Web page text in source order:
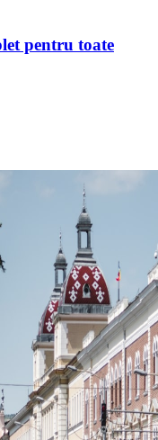
pentru toate